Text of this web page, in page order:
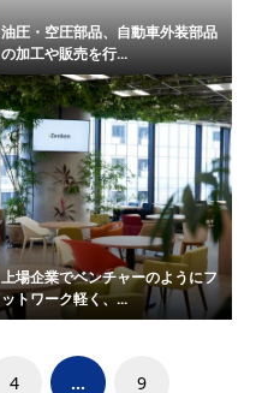
油圧・空圧部品、自動車外装部品
の加工や販売を行...
上場企業でベンチャーのようにフ
ットワーク軽く、...
4 … 9